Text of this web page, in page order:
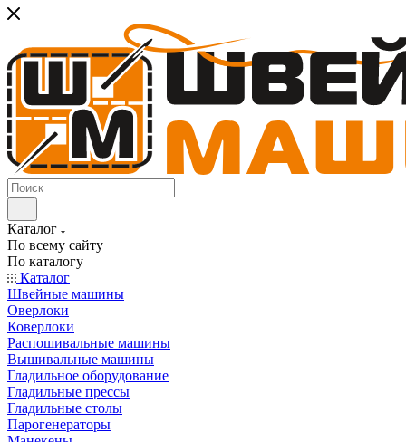
Каталог
По всему сайту
По каталогу
Каталог
Швейные машины
Оверлоки
Коверлоки
Распошивальные машины
Вышивальные машины
Гладильное оборудование
Гладильные прессы
Гладильные столы
Парогенераторы